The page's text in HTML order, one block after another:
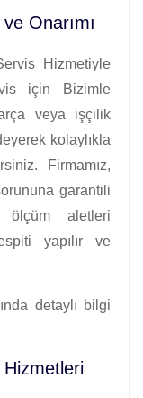
Onarımı
Hizmetiyle
için Bizimle
veya işçilik
kolaylıkla
Firmamız,
garantili
ölçüm aletleri
yapılır ve
detaylı bilgi
Hizmetleri